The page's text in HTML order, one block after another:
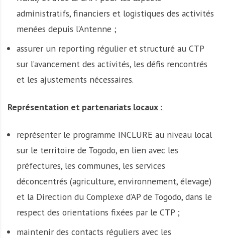
administratifs, financiers et logistiques des activités
menées depuis l’Antenne ;
assurer un reporting régulier et structuré au CTP
sur l’avancement des activités, les défis rencontrés
et les ajustements nécessaires.
Représentation et partenariats locaux :
représenter le programme INCLURE au niveau local
sur le territoire de Togodo, en lien avec les
préfectures, les communes, les services
déconcentrés (agriculture, environnement, élevage)
et la Direction du Complexe d’AP de Togodo, dans le
respect des orientations fixées par le CTP ;
maintenir des contacts réguliers avec les